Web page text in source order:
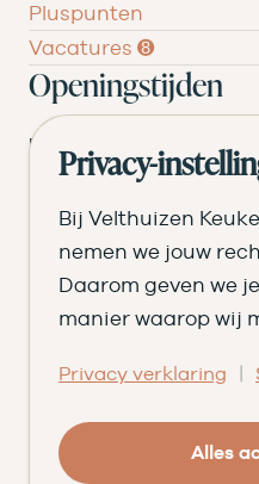
Pluspunten
Vacatures ➑
Openingstijden
DI 09.00 tot 17.30
09.00 tot 17.30
09.00 tot 20.00
© Velthuizen Keukens en
Facebook
Privacy-
Bij Velthuizen
nemen we jouw
Daarom geven we
manier waarop wij
Privacy verklaring |
Alles